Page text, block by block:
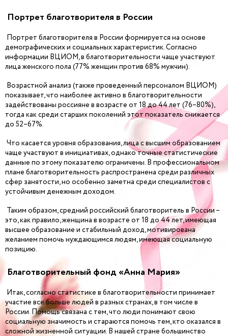
Портрет благотворителя в России
Портрет благотворителя в России формируется на основе
демографических и социальных характеристик. Согласно
информации ВЦИОМ, в благотворительности чаще участвуют
лица женского пола (77% женщин против 68% мужчин).
Возрастной анализ (также проведенный персоналом ВЦИОМ)
показывает, что наиболее активно в благотворительности
задействованы россияне в возрасте от 18 до 44 лет (76–80%),
тогда как среди старших поколений этот показатель снижается
до 52–67%.
Что касается уровня образования, лица с высшим образованием
чаще участвуют в инициативах, однако точные статистические
данные по этому показателю ограничены. В профессиональном
плане благотворительность распространена среди различных
сфер занятости, но особенно заметна среди специалистов с
устойчивым денежным доходом.
Таким образом, средний российский благотворитель в России –
это, как правило, женщина в возрасте от 18 до 44 лет, имеющая
высшее образование и стабильный доход, мотивирована
желанием помочь нуждающимся людям, имеющая социальную
позицию.
Благотворительный фонд «Анна Мария»
Итак, согласно статистике в благотворительности принимает
участие все больше людей в разных странах, в том числе в
России. Помощь связана с тем, что люди понимают свою
социальную значимость и стараются помочь тем, кто оказался в
сложной жизненной ситуации. В нашей стране большинство